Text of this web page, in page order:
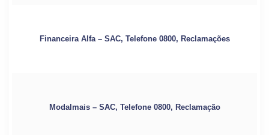
Financeira Alfa – SAC, Telefone 0800, Reclamações
Modalmais – SAC, Telefone 0800, Reclamação